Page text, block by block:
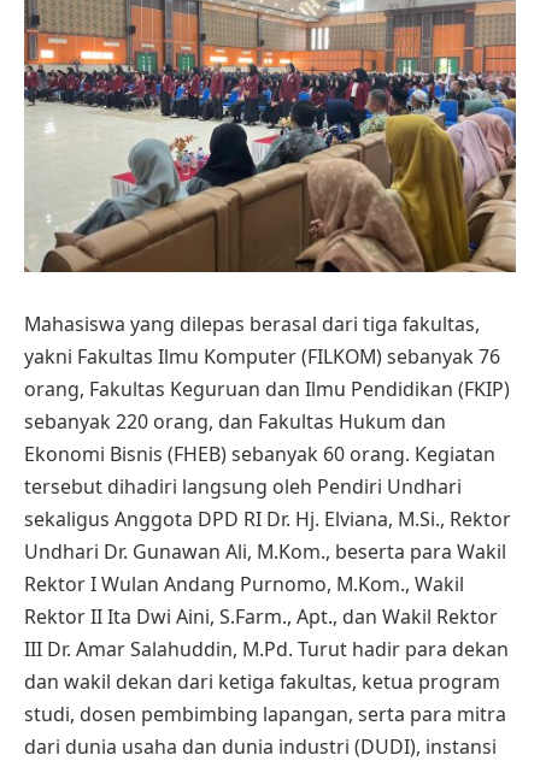
Mahasiswa yang dilepas berasal dari tiga fakultas,
yakni Fakultas Ilmu Komputer (FILKOM) sebanyak 76
orang, Fakultas Keguruan dan Ilmu Pendidikan (FKIP)
sebanyak 220 orang, dan Fakultas Hukum dan
Ekonomi Bisnis (FHEB) sebanyak 60 orang. Kegiatan
tersebut dihadiri langsung oleh Pendiri Undhari
sekaligus Anggota DPD RI Dr. Hj. Elviana, M.Si., Rektor
Undhari Dr. Gunawan Ali, M.Kom., beserta para Wakil
Rektor I Wulan Andang Purnomo, M.Kom., Wakil
Rektor II Ita Dwi Aini, S.Farm., Apt., dan Wakil Rektor
III Dr. Amar Salahuddin, M.Pd. Turut hadir para dekan
dan wakil dekan dari ketiga fakultas, ketua program
studi, dosen pembimbing lapangan, serta para mitra
dari dunia usaha dan dunia industri (DUDI), instansi